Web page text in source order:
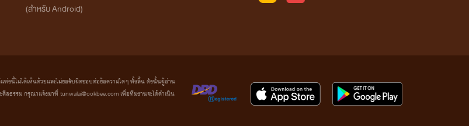
(สำหรับ Android)
ห่งนี้ไม่ได้เห็นด้วยและไม่ขอรับผิดชอบต่อข้อความใดๆ ทั้งสิ้น ดังนั้นผู้อ่าน
รรม กรุณาแจ้งมาที่ tunwalai@ookbee.com เพื่อทีมงานจะได้ดำเนิน